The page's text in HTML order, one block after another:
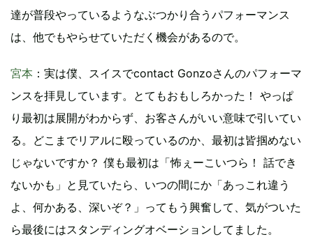
達が普段やっているようなぶつかり合うパフォーマンス
は、他でもやらせていただく機会があるので。
宮本 ：実は僕、スイスでcontact Gonzoさんのパフォーマ
ンスを拝見しています。とてもおもしろかった！ やっぱ
り最初は展開がわからず、お客さんがいい意味で引いてい
る。どこまでリアルに殴っているのか、最初は皆掴めない
じゃないですか？ 僕も最初は「怖ぇーこいつら！ 話でき
ないかも」と見ていたら、いつの間にか「あっこれ違う
よ、何かある、深いぞ？」ってもう興奮して、気がついた
ら最後にはスタンディングオベーションしてました。